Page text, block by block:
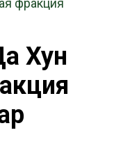
фракция
Хун